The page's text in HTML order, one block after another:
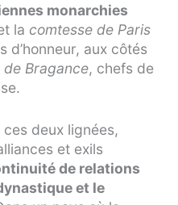
monarchies
la comtesse de Paris
d’honneur, aux côtés
de Bragance, chefs de
deux lignées,
et exils
de relations
et le